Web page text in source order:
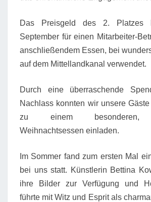
Das Preisgeld des 2. Platzes
September für einen Mitarbeiter-
anschließendem Essen, bei
auf dem Mittellandkanal verwendet.
Durch eine überraschende
Nachlass konnten wir unsere
zu einem besonderen,
Weihnachtsessen einladen.
Im Sommer fand zum ersten Mal
bei uns statt. Künstlerin Bettina
ihre Bilder zur Verfügung und
führte mit Witz und Esprit als